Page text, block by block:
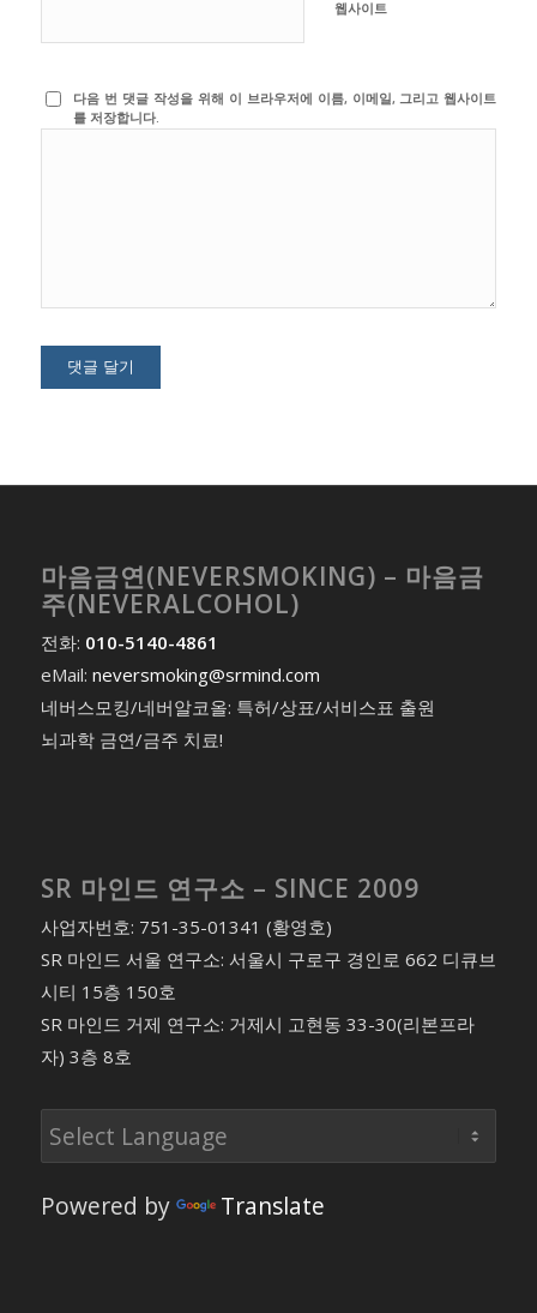
웹사이트
다음 번 댓글 작성을 위해 이 브라우저에 이름, 이메일, 그리고 웹사이트
를 저장합니다.
마음금연(NEVERSMOKING) – 마음금
주(NEVERALCOHOL)
전화: 010-5140-4861
eMail: neversmoking@srmind.com
네버스모킹/네버알코올: 특허/상표/서비스표 출원
뇌과학 금연/금주 치료!
SR 마인드 연구소 – SINCE 2009
사업자번호: 751-35-01341 (황영호)
SR 마인드 서울 연구소: 서울시 구로구 경인로 662 디큐브
시티 15층 150호
SR 마인드 거제 연구소: 거제시 고현동 33-30(리본프라
자) 3층 8호
Powered by Translate